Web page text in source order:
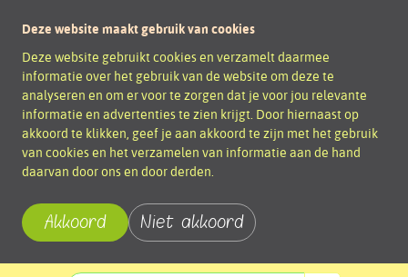
Deze website maakt gebruik van cookies
Deze website gebruikt cookies en verzamelt daarmee
informatie over het gebruik van de website om deze te
analyseren en om er voor te zorgen dat je voor jou relevante
informatie en advertenties te zien krijgt. Door hiernaast op
akkoord te klikken, geef je aan akkoord te zijn met het gebruik
van cookies en het verzamelen van informatie aan de hand
daarvan door ons en door derden.
Akkoord Niet akkoord